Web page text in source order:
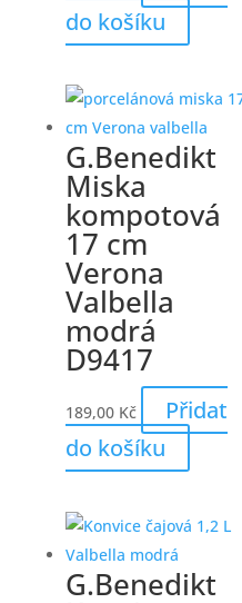
do košíku
G.Benedikt
Miska
kompotová
17 cm
Verona
Valbella
modrá
D9417
189,00 Kč
Přidat
do košíku
G.Benedikt